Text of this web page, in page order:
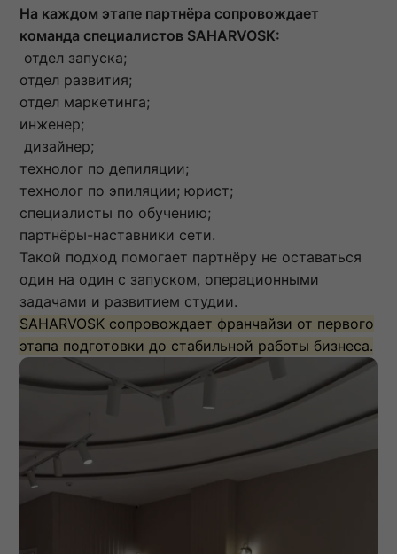
На каждом этапе партнёра сопровождает
команда специалистов SAHARVOSK:
отдел запуска;
отдел развития;
отдел маркетинга;
инженер;
дизайнер;
технолог по депиляции;
технолог по эпиляции; юрист;
специалисты по обучению;
партнёры-наставники сети.
Такой подход помогает партнёру не оставаться
один на один с запуском, операционными
задачами и развитием студии.
SAHARVOSK сопровождает франчайзи от первого
этапа подготовки до стабильной работы бизнеса.